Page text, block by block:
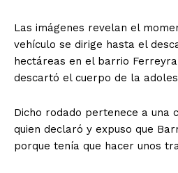
Las imágenes revelan el
vehículo se dirige hasta el
hectáreas en el barrio
descartó el cuerpo de la
Dicho rodado pertenece a una
quien declaró y expuso que
porque tenía que hacer unos